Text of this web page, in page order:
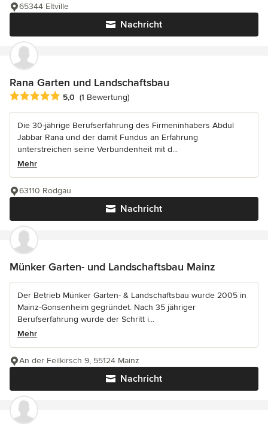
Nachricht
65344 Eltville
Rana Garten und Landschaftsbau
Durchschnittliche Bewertung: 5 von 5 Sternen
5,0 (1 Bewertung)
Die 30-jährige Berufserfahrung des Firmeninhabers Abdul
Jabbar Rana und der damit Fundus an Erfahrung
unterstreichen seine Verbundenheit mit d...
Mehr
Nachricht
63110 Rodgau
Münker Garten- und Landschaftsbau Mainz
Der Betrieb Münker Garten- & Landschaftsbau wurde 2005 in
Mainz-Gonsenheim gegründet. Nach 35 jähriger
Berufserfahrung wurde der Schritt i...
Mehr
Nachricht
An der Feilkirsch 9, 55124 Mainz